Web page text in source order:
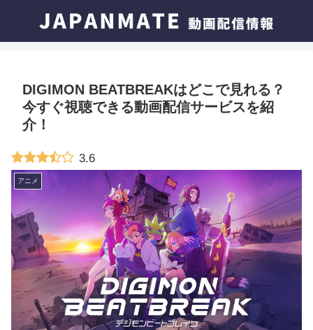
DIGIMON BEATBREAKはどこで見れる？
今すぐ視聴できる動画配信サービスを紹
介！
3.6
アニメ